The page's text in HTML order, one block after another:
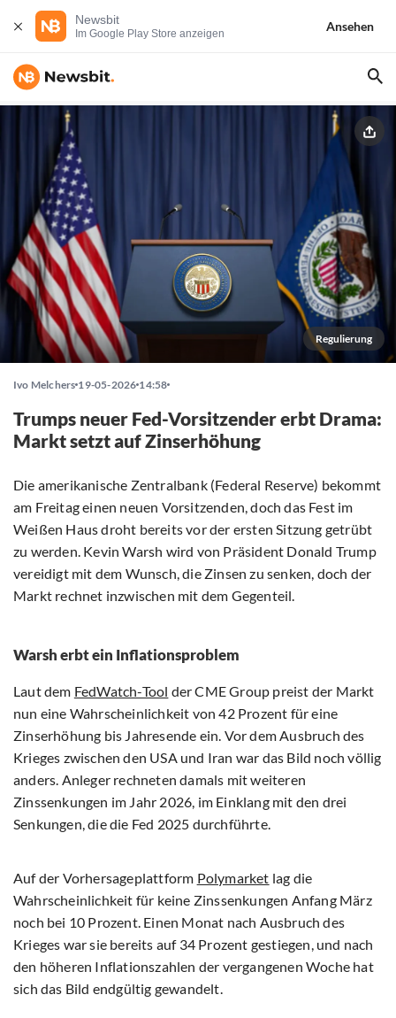
Newsbit
Im Google Play Store anzeigen
Ansehen
Regulierung
Ivo Melchers 19-05-2026 14:58
Trumps neuer Fed-Vorsitzender erbt Drama:
Markt setzt auf Zinserhöhung
Die amerikanische Zentralbank (Federal Reserve) bekommt
am Freitag einen neuen Vorsitzenden, doch das Fest im
Weißen Haus droht bereits vor der ersten Sitzung getrübt
zu werden. Kevin Warsh wird von Präsident Donald Trump
vereidigt mit dem Wunsch, die Zinsen zu senken, doch der
Markt rechnet inzwischen mit dem Gegenteil.
Warsh erbt ein Inflationsproblem
Laut dem FedWatch-Tool der CME Group preist der Markt
nun eine Wahrscheinlichkeit von 42 Prozent für eine
Zinserhöhung bis Jahresende ein. Vor dem Ausbruch des
Krieges zwischen den USA und Iran war das Bild noch völlig
anders. Anleger rechneten damals mit weiteren
Zinssenkungen im Jahr 2026, im Einklang mit den drei
Senkungen, die die Fed 2025 durchführte.
Auf der Vorhersageplattform Polymarket lag die
Wahrscheinlichkeit für keine Zinssenkungen Anfang März
noch bei 10 Prozent. Einen Monat nach Ausbruch des
Krieges war sie bereits auf 34 Prozent gestiegen, und nach
den höheren Inflationszahlen der vergangenen Woche hat
sich das Bild endgültig gewandelt.